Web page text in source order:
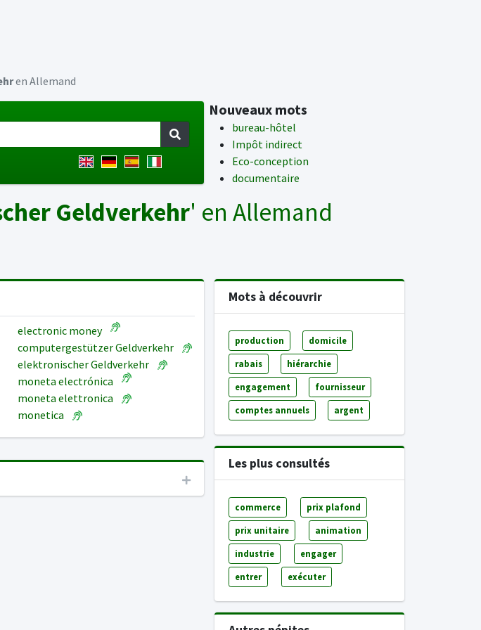
en Allemand
Nouveaux mots
bureau-hôtel
Impôt indirect
Eco-conception
documentaire
Geldverkehr' en Allemand
electronic money
computergestützer Geldverkehr
elektronischer Geldverkehr
moneta electrónica
moneta elettronica
monetica
Mots à découvrir
production domicile
rabais hiérarchie
engagement fournisseur
comptes annuels argent
Les plus consultés
commerce prix plafond
prix unitaire animation
industrie engager
entrer exécuter